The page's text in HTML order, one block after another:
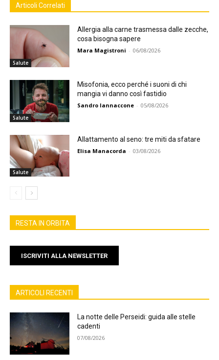
Articoli Correlati
Salute
Allergia alla carne trasmessa dalle zecche,
cosa bisogna sapere
Mara Magistroni - 06/08/2026
Salute
Misofonia, ecco perché i suoni di chi
mangia vi danno così fastidio
Sandro Iannaccone - 05/08/2026
Salute
Allattamento al seno: tre miti da sfatare
Elisa Manacorda - 03/08/2026
RESTA IN ORBITA
ISCRIVITI ALLA NEWSLETTER
ARTICOLI RECENTI
La notte delle Perseidi: guida alle stelle
cadenti
07/08/2026